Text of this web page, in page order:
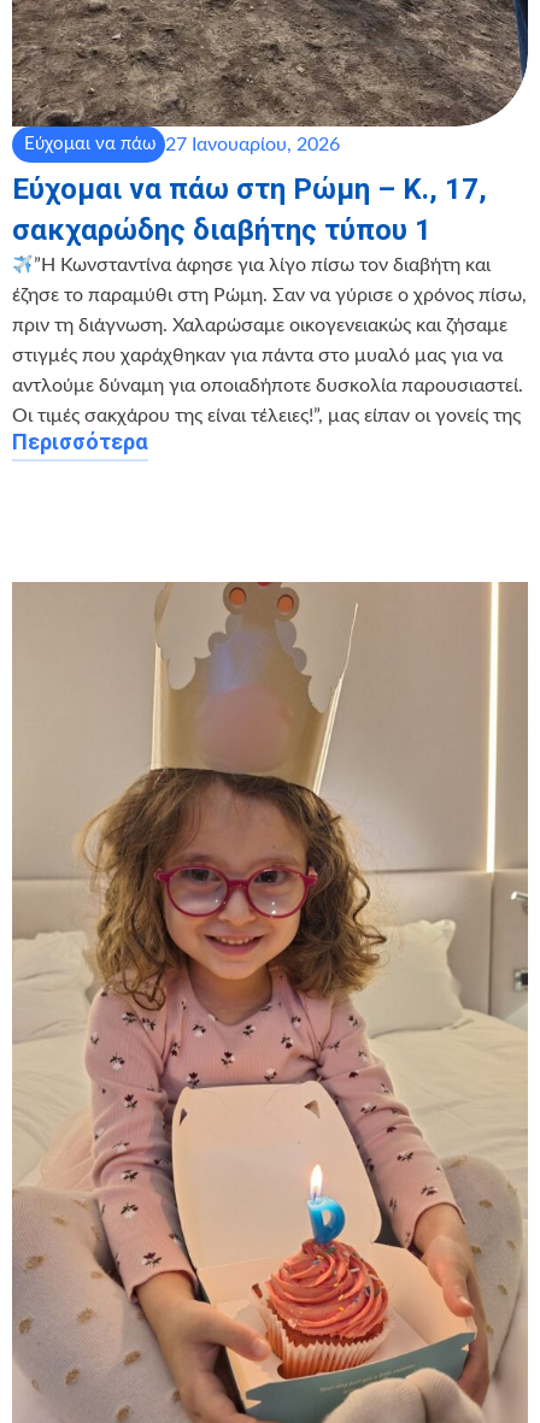
Εύχομαι να πάω 27 Ιανουαρίου, 2026
Εύχομαι να πάω στη Ρώμη – Κ., 17,
σακχαρώδης διαβήτης τύπου 1
”Η Κωνσταντίνα άφησε για λίγο πίσω τον διαβήτη και
έζησε το παραμύθι στη Ρώμη. Σαν να γύρισε ο χρόνος πίσω,
πριν τη διάγνωση. Χαλαρώσαμε οικογενειακώς και ζήσαμε
στιγμές που χαράχθηκαν για πάντα στο μυαλό μας για να
αντλούμε δύναμη για οποιαδήποτε δυσκολία παρουσιαστεί.
Οι τιμές σακχάρου της είναι τέλειες!”, μας είπαν οι γονείς της
Περισσότερα